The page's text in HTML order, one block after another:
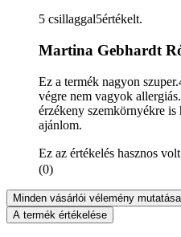
5 csillaggal5értékelt.
Martina Gebhardt
Ez a termék nagyon
végre nem vagyok
érzékeny szemkörnyékre
ajánlom.
Ez az értékelés hasznos
(0)
Minden vásárlói vélemény mutatása
A termék értékelése